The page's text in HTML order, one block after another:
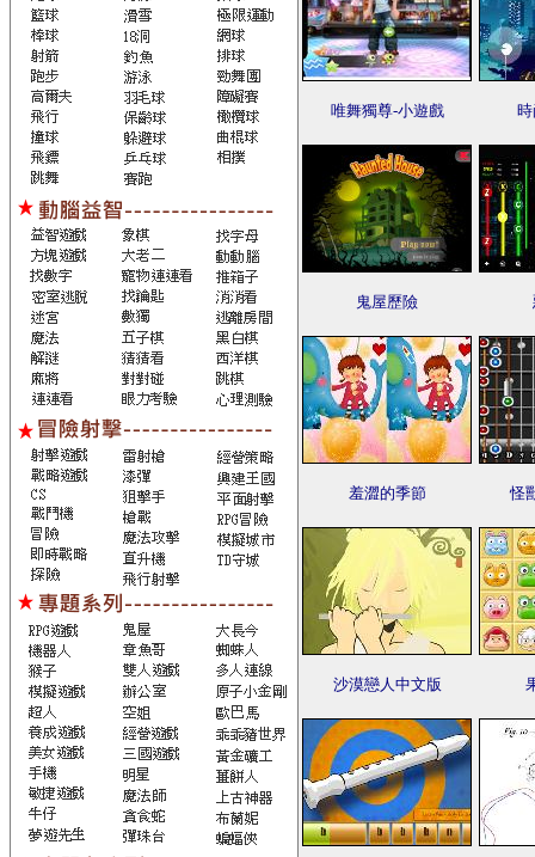
唯舞獨尊-小遊戲
鬼屋歷險
羞澀的季節 怪
沙漠戀人中文版